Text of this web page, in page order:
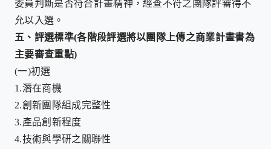
委員判斷是否符合計畫精神，經查不符之團隊評審得不
允以入選。
五、 評選標準(各階段評選將以團隊上傳之商業計畫書為
主要審查重點)
(一)初選
1.潛在商機
2.創新團隊組成完整性
3.產品創新程度
4.技術與學研之關聯性